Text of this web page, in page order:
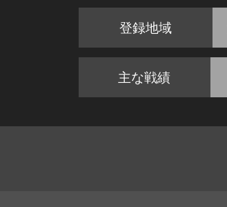
登録地域
主な戦績